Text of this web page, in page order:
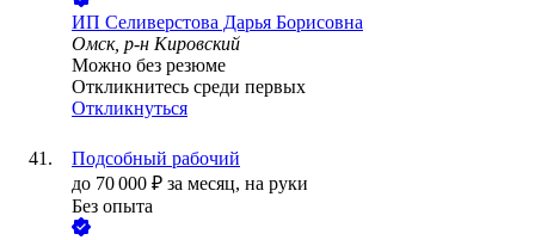
ИП Селиверстова Дарья Борисовна
Омск, р-н Кировский
Можно без резюме
Откликнитесь среди первых
Откликнуться
Подсобный рабочий
до 70 000 ₽ за месяц, на руки
Без опыта